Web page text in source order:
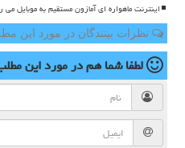
اینترنت ماهواره ای آمازون مستقیم به موبایل
نظرات بینندگان در مورد این
لطفا شما همدر مورد این